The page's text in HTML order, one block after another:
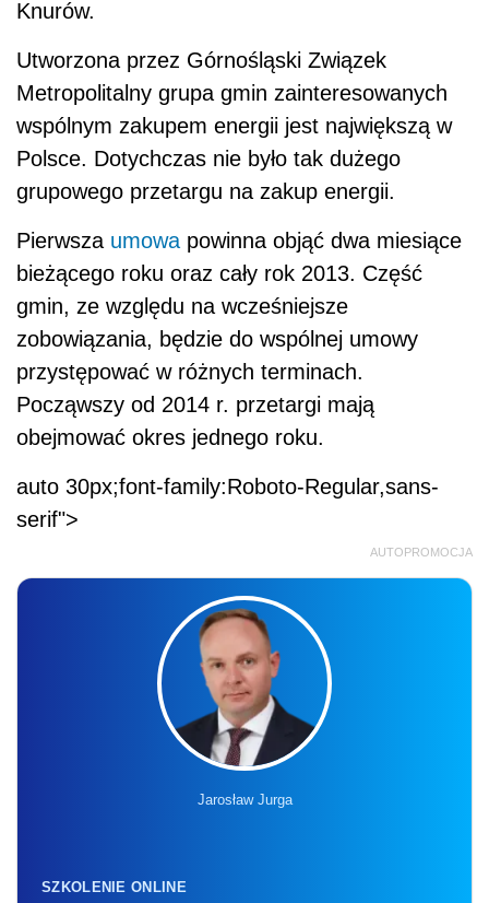
Knurów.
Utworzona przez Górnośląski Związek
Metropolitalny grupa gmin zainteresowanych
wspólnym zakupem energii jest największą w
Polsce. Dotychczas nie było tak dużego
grupowego przetargu na zakup energii.
Pierwsza umowapowinna objąć dwa miesiące
bieżącego roku oraz cały rok 2013. Część
gmin, ze względu na wcześniejsze
zobowiązania, będzie do wspólnej umowy
przystępować w różnych terminach.
Począwszy od 2014 r. przetargi mają
obejmować okres jednego roku.
auto 30px;font-family:Roboto-Regular,sans-
serif">
AUTOPROMOCJA
Jarosław Jurga
SZKOLENIE ONLINE